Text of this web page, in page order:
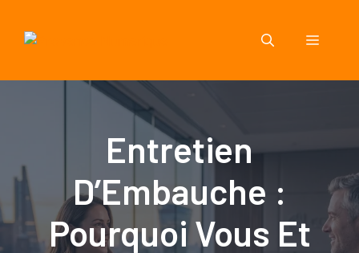
contenu
Menu
Entretien
D’Embauche :
Pourquoi Vous Et